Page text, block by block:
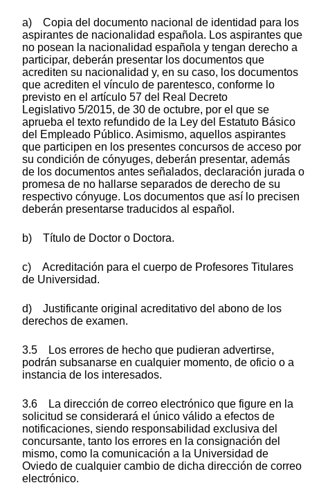
a) Copia del documento nacional de identidad para los
aspirantes de nacionalidad española. Los aspirantes que
no posean la nacionalidad española y tengan derecho a
participar, deberán presentar los documentos que
acrediten su nacionalidad y, en su caso, los documentos
que acrediten el vínculo de parentesco, conforme lo
previsto en el artículo 57 del Real Decreto
Legislativo 5/2015, de 30 de octubre, por el que se
aprueba el texto refundido de la Ley del Estatuto Básico
del Empleado Público. Asimismo, aquellos aspirantes
que participen en los presentes concursos de acceso por
su condición de cónyuges, deberán presentar, además
de los documentos antes señalados, declaración jurada o
promesa de no hallarse separados de derecho de su
respectivo cónyuge. Los documentos que así lo precisen
deberán presentarse traducidos al español.
b) Título de Doctor o Doctora.
c) Acreditación para el cuerpo de Profesores Titulares
de Universidad.
d) Justificante original acreditativo del abono de los
derechos de examen.
3.5 Los errores de hecho que pudieran advertirse,
podrán subsanarse en cualquier momento, de oficio o a
instancia de los interesados.
3.6 La dirección de correo electrónico que figure en la
solicitud se considerará el único válido a efectos de
notificaciones, siendo responsabilidad exclusiva del
concursante, tanto los errores en la consignación del
mismo, como la comunicación a la Universidad de
Oviedo de cualquier cambio de dicha dirección de correo
electrónico.